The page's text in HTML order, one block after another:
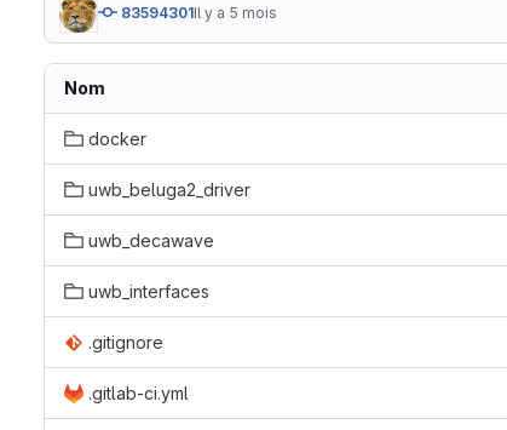
83594301Il y a 5 mois
Nom
docker
uwb_beluga2_driver
uwb_decawave
uwb_interfaces
.gitignore
.gitlab-ci.yml